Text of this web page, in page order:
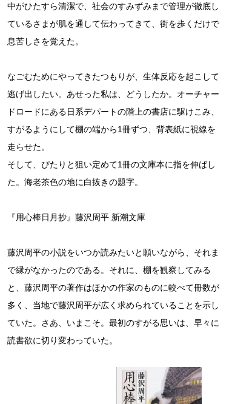
中がひたすら清潔で、社会のすみずみまで管理が徹底し
ているさまが肌を通して伝わってきて、街を歩くだけで
息苦しさを覚えた。
なごむためにやってきたつもりが、生体反応を起こして
逃げ出したい。あせった私は、どうしたか。オーチャー
ドロードにある日系デパートの階上の書店に駆けこみ、
すがるようにして棚の端から1冊ずつ、背表紙に視線を
走らせた。
そして、ぴたりと狙い定めて1冊の文庫本に指を伸ばし
た。海老茶色の地に白抜きの題字。
『用心棒日月抄』藤沢周平 新潮文庫
藤沢周平の小説をいつか読みたいと願いながら、それま
で縁がなかったのである。それに、棚を観察してみる
と、藤沢周平の著作はほかの作家のものに較べて冊数が
多く、当地で藤沢周平が広く求められていることを示し
ていた。さあ、いまこそ。最初のすがる思いは、早々に
読書欲に切り変わっていた。